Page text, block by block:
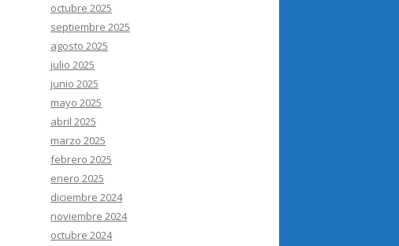
octubre 2025
septiembre 2025
agosto 2025
julio 2025
junio 2025
mayo 2025
abril 2025
marzo 2025
febrero 2025
enero 2025
diciembre 2024
noviembre 2024
octubre 2024